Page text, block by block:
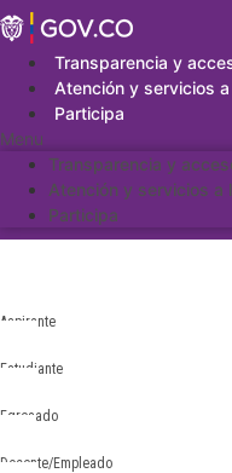
Saltar
al
contenidoTransparencia y
Atención y servicios
Participa
Menu
Transparencia y
Atención y servicios a
Participa
Aspirante
Estudiante
Egresado
Docente/Empleado